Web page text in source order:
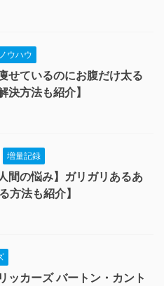
ウハウ
せているのにお腹だけ太る
決方法も紹介】
増量記録
間の悩み】ガリガリあるあ
方法も紹介】
ッカーズ バートン・カント